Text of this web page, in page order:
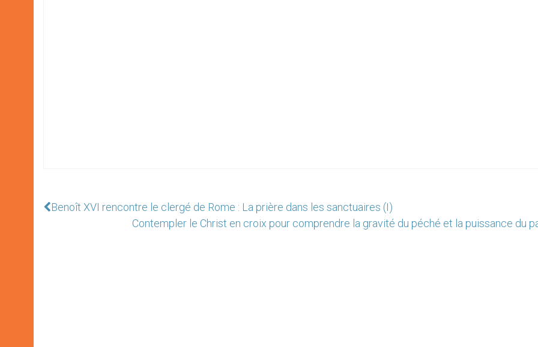
Benoît XVI rencontre le clergé de Rome : La prière dans les sanctuaires (I)
Contempler le Christ en croix pour comprendre la gravité du péché et la puissance du